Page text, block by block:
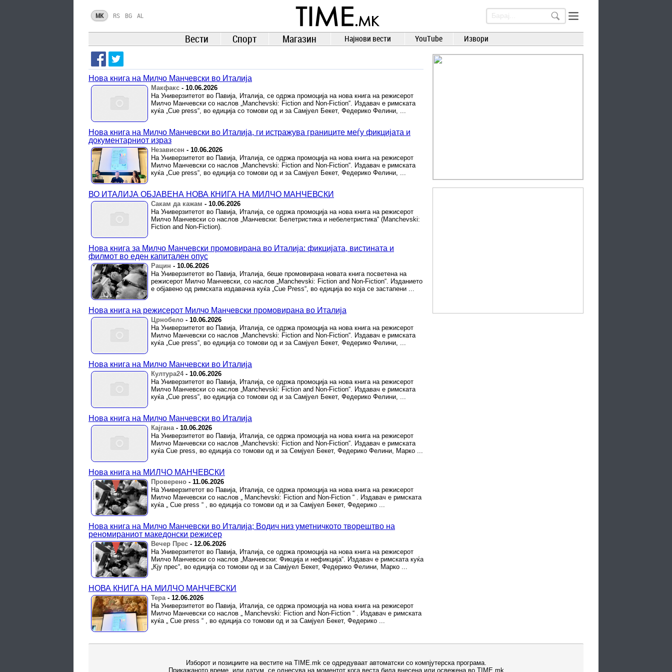
TIME.mk
ВЕСТИ
NEWS
MK RS BG AL
Вести Спорт Магазин Најнови вести YouTube Извори
Нова книга на Милчо Манчевски во Италија
Макфакс - 10.06.2026
На Универзитетот во Павија, Италија, се одржа промоција на нова книга на режисерот
Милчо Манчевски со наслов „Manchevski: Fiction and Non-Fiction“. Издавач е римската
куќа „Cue press“, во едиција со томови од и за Самјуел Бекет, Федерико Фелини, ...
Нова книга на Милчо Манчевски во Италија, ги истражува границите меѓу фикцијата и
документарниот израз
Независен - 10.06.2026
На Универзитетот во Павија, Италија, се одржа промоција на нова книга на режисерот
Милчо Манчевски со наслов „Manchevski: Fiction and Non-Fiction“. Издавач е римската
куќа „Cue press“, во едиција со томови од и за Самјуел Бекет, Федерико Фелини, ...
ВО ИТАЛИЈА ОБЈАВЕНА НОВА КНИГА НА МИЛЧО МАНЧЕВСКИ
Сакам да кажам - 10.06.2026
На Универзитетот во Павија, Италија, се одржа промоција на нова книга на режисерот
Милчо Манчевски со наслов „Манчевски: Белетристика и небелетристика“ (Manchevski:
Fiction and Non-Fiction).
Нова книга за Милчо Манчевски промовирана во Италија: фикцијата, вистината и
филмот во еден капитален опус
Рацин - 10.06.2026
На Универзитетот во Павија, Италија, беше промовирана новата книга посветена на
режисерот Милчо Манчевски, со наслов „Manchevski: Fiction and Non-Fiction“. Изданието
е објавено од римската издавачка куќа „Cue Press“, во едиција во која се застапени ...
Нова книга на режисерот Милчо Манчевски промовирана во Италија
Црнобело - 10.06.2026
На Универзитетот во Павија, Италија, се одржа промоција на нова книга на режисерот
Милчо Манчевски со наслов „Manchevski: Fiction and Non-Fiction“. Издавач е римската
куќа „Cue press“, во едиција со томови од и за Самјуел Бекет, Федерико Фелини, ...
Нова книга на Милчо Манчевски во Италија
Култура24- 10.06.2026
На Универзитетот во Павија, Италија, се одржа промоција на нова книга на режисерот
Милчо Манчевски со наслов „Manchevski: Fiction and Non-Fiction“. Издавач е римската
куќа „Cue press“, во едиција со томови од и за Самјуел Бекет, Федерико Фелини, ...
Нова книга на Милчо Манчевски во Италија
Кајгана- 10.06.2026
На Универзитетот во Павија, Италија, се одржа промоција на нова книга на режисерот
Милчо Манчевски со наслов „Manchevski: Fiction and Non-Fiction“. Издавач е римската
куќа Cue press, во едиција со томови од и за Семјуел Бекет, Федерико Фелини, Марко ...
Нoва книга на МИЛЧО МАНЧЕВСКИ
Проверено - 11.06.2026
На Универзитетот во Павија, Италија, се одржа промоција на нова книга на режисерот
Милчо Манчевски со наслов „ Manchevski: Fiction and Non-Fiction “ . Издавач е римската
куќа „ Cue press “ , во едиција со томови од и за Самјуел Бекет, Федерико ...
Нова книга на Милчо Манчевски во Италија; Водич низ уметничкото творештво на
реномираниот македонски режисер
Вечер Прес - 12.06.2026
На Универзитетот во Павија, Италија, се одржа промоција на нова книга на режисерот
Милчо Манчевски со наслов „Манчевски: Фикција и нефикција“. Издавач е римската куќа
„Кју прес“, во едиција со томови од и за Самјуел Бекет, Федерико Фелини, Марко ...
НОВА КНИГА НА МИЛЧО МАНЧЕВСКИ
Тера- 12.06.2026
На Универзитетот во Павија, Италија, се одржа промоција на нова книга на режисерот
Милчо Манчевски со наслов „ Manchevski: Fiction and Non-Fiction “ . Издавач е римската
куќа „ Cue press “ , во едиција со томови од и за Самјуел Бекет, Федерико ...
Изборот и позициите на вестите на TIME.mk се одредуваат автоматски со компјутерска програма.
Прикажаното време, или датум, се однесува на моментот кога веста била внесена или освежена во TIME.mk